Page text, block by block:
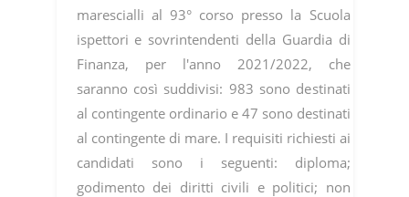
marescialli al 93° corso presso la Scuola
ispettori e sovrintendenti della Guardia di
Finanza, per l'anno 2021/2022, che
saranno così suddivisi: 983 sono destinati
al contingente ordinario e 47 sono destinati
al contingente di mare. I requisiti richiesti ai
candidati sono i seguenti: diploma;
godimento dei diritti civili e politici; non